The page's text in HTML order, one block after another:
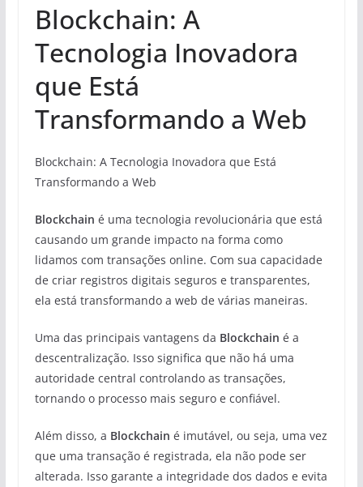
Blockchain: A
Tecnologia Inovadora
que Está
Transformando a Web
Blockchain: A Tecnologia Inovadora que Está
Transformando a Web
Blockchain é uma tecnologia revolucionária que está
causando um grande impacto na forma como
lidamos com transações online. Com sua capacidade
de criar registros digitais seguros e transparentes,
ela está transformando a web de várias maneiras.
Uma das principais vantagens da Blockchain é a
descentralização. Isso significa que não há uma
autoridade central controlando as transações,
tornando o processo mais seguro e confiável.
Além disso, a Blockchain é imutável, ou seja, uma vez
que uma transação é registrada, ela não pode ser
alterada. Isso garante a integridade dos dados e evita